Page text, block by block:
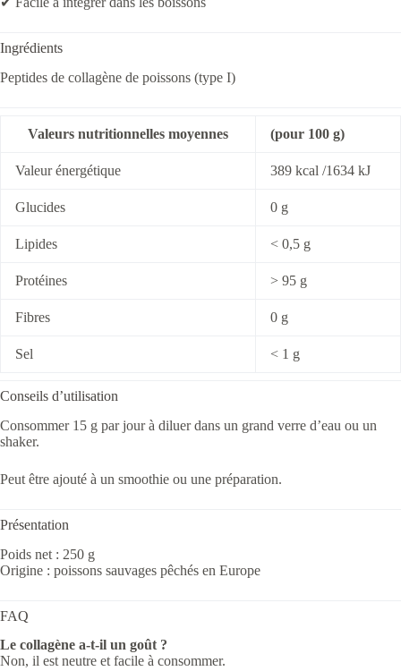
Ingrédients
Peptides de collagène de poissons (type I)
Valeurs nutritionnelles moyennes (pour 100 g)
Valeur énergétique 389 kcal /1634 kJ
Glucides 0 g
Lipides < 0,5 g
Protéines > 95 g
Fibres 0 g
Sel < 1 g
Conseils d’utilisation
Consommer 15 g par jour à diluer dans un grand verre d’eau ou un
shaker.
Peut être ajouté à un smoothie ou une préparation.
Présentation
Poids net : 250 g
Origine : poissons sauvages pêchés en Europe
FAQ
Le collagène a-t-il un goût ?
Non, il est neutre et facile à consommer.